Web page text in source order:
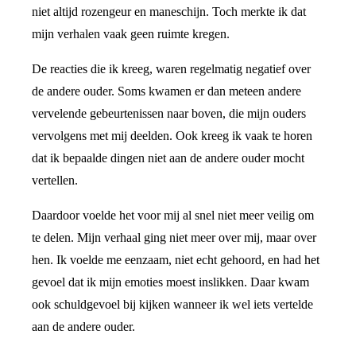
niet altijd rozengeur en maneschijn. Toch merkte ik dat
mijn verhalen vaak geen ruimte kregen.
De reacties die ik kreeg, waren regelmatig negatief over
de andere ouder. Soms kwamen er dan meteen andere
vervelende gebeurtenissen naar boven, die mijn ouders
vervolgens met mij deelden. Ook kreeg ik vaak te horen
dat ik bepaalde dingen niet aan de andere ouder mocht
vertellen.
Daardoor voelde het voor mij al snel niet meer veilig om
te delen. Mijn verhaal ging niet meer over mij, maar over
hen. Ik voelde me eenzaam, niet echt gehoord, en had het
gevoel dat ik mijn emoties moest inslikken. Daar kwam
ook schuldgevoel bij kijken wanneer ik wel iets vertelde
aan de andere ouder.